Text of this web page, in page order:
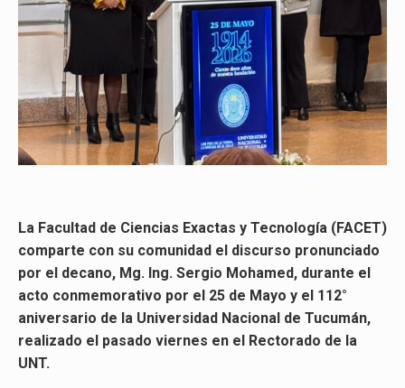
La Facultad de Ciencias Exactas y Tecnología (FACET)
comparte con su comunidad el discurso pronunciado
por el decano, Mg. Ing. Sergio Mohamed, durante el
acto conmemorativo por el 25 de Mayo y el 112°
aniversario de la Universidad Nacional de Tucumán,
realizado el pasado viernes en el Rectorado de la
UNT.